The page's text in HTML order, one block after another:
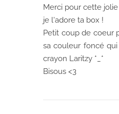
Merci pour cette
je l'adore ta box !
Petit coup de coeur
sa couleur foncé
crayon Laritzy *_*
Bisous <3